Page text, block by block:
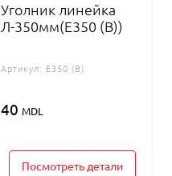
Уголник линейка
Л-350мм(E350 (B))
Артикул: E350 (B)
40 MDL
Посмотреть детали